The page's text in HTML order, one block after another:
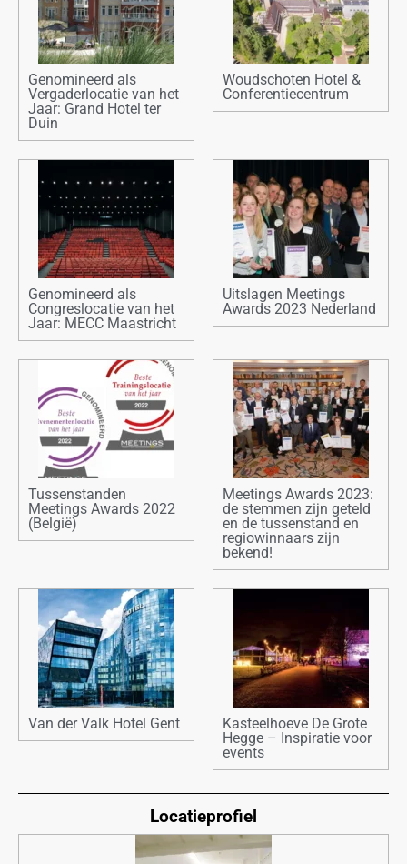
Genomineerd als
Vergaderlocatie van het
Jaar: Grand Hotel ter
Duin
Woudschoten Hotel &
Conferentiecentrum
Genomineerd als
Congreslocatie van het
Jaar: MECC Maastricht
Uitslagen Meetings
Awards 2023 Nederland
Tussenstanden
Meetings Awards 2022
(België)
Meetings Awards 2023:
de stemmen zijn geteld
en de tussenstand en
regiowinnaars zijn
bekend!
Van der Valk Hotel Gent
Kasteelhoeve De Grote
Hegge – Inspiratie voor
events
Locatieprofiel